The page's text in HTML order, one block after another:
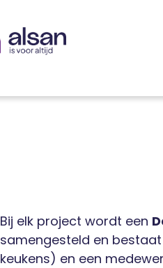
Bij elk project wordt een
samengesteld en
keukens) en een